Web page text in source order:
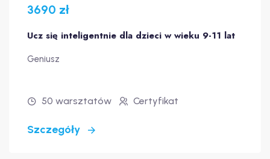
3690 zł
Ucz się inteligentnie dla dzieci w wieku 9-11 lat
Geniusz
50 warsztatów Certyfikat
Szczegóły